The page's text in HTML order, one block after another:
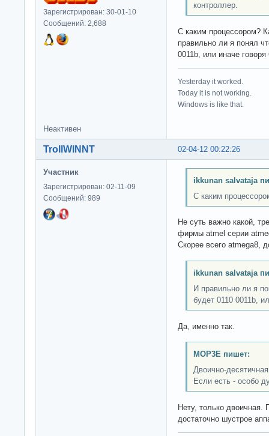
Зарегистрирован: 30-01-10
Сообщений: 2,688
контроллер.
С каким процессором?
правильно ли я понял
0011b, или иначе говоря
Yesterday it worked.
Today it is not working.
Windows is like that.
Неактивен
02-04-12 00:22:26
TrollWINNT
Участник
Зарегистрирован: 02-11-09
Сообщений: 989
ikkunan salvataja
С каким
Не суть важно какой,
фирмы atmel серии
Скорее всего atmega8,
ikkunan salvataja
И правильно ли я
будет 0110 0011b,
Да, именно так.
MOP3E пишет:
Двоично-
Если есть - особо
Нету, только двоичная.
достаточно шустрое